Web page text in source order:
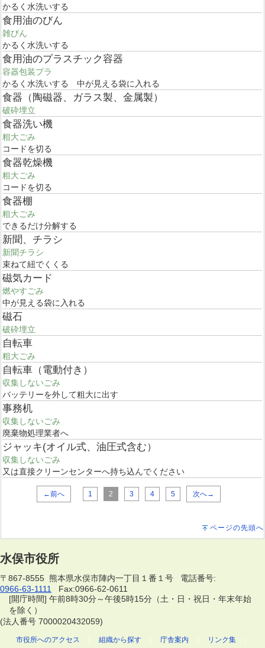
かるく水洗いする
食用油のびん
雑びん
かるく水洗いする
食用油のプラスチック容器
容器包装プラ
かるく水洗いする 中が見える袋に入れる
食器（陶磁器、ガラス製、金属製）
破砕埋立
食器洗い機
粗大ごみ
コードを切る
食器乾燥機
粗大ごみ
コードを切る
食器棚
粗大ごみ
できるだけ分解する
新聞、チラシ
新聞チラシ
束ねて紐でくくる
磁気カード
燃やすごみ
中が見える袋に入れる
磁石
破砕埋立
自転車
粗大ごみ
自転車（電動付き）
収集しないごみ
バッテリーを外して粗大に出す
事務机
収集しないごみ
廃棄物処理業者へ
ジャッキ(オイル式、油圧式含む）
収集しないごみ
又は直接クリーンセンターへ持ち込んでください
←前へ 1 2 3 4 5 次へ→
ページの先頭へ
水俣市役所
〒867-8555 熊本県水俣市陣内一丁目１番１号 電話番号:
0966-63-1111
Fax:0966-62-0611
[開庁時間] 午前8時30分～午後5時15分（土・日・祝日・年末年始
を除く）
(法人番号 7000020432059)
市役所へのアクセス 組織から探す 庁舎案内 リンク集